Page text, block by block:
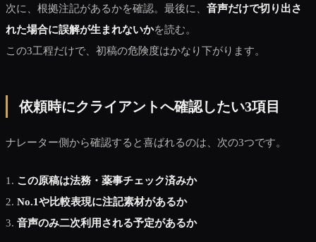
次に、根拠注記があるかを確認。最後に、 音声だけで切り出さ
れた場合に誤解が生まれないかを読む。
この3工程だけで、初稿の危険度はかなり下がります。
依頼時にクライアントへ確認したい3項目
ナレーター側から確認すると喜ばれるのは、次の3つです。
1. この原稿は法務・薬事チェック済みか
2. No.1や比較表現に注記素材があるか
3. 音声のみ二次利用される予定があるか